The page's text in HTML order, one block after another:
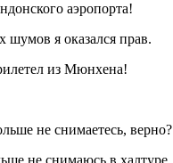
аэропорта!
шумов я оказался прав.
из Мюнхена!
не снимаетесь, верно?